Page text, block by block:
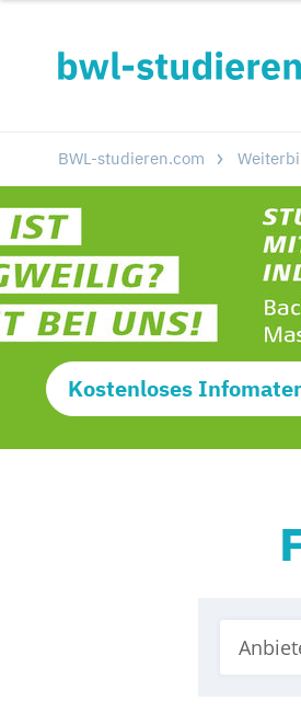
BWL-studieren.com
Kostenloses